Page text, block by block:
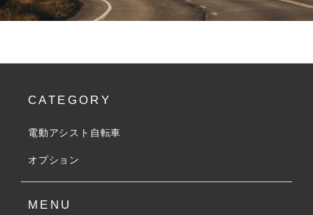
CATEGORY
電動アシスト自転車
オプション
MENU